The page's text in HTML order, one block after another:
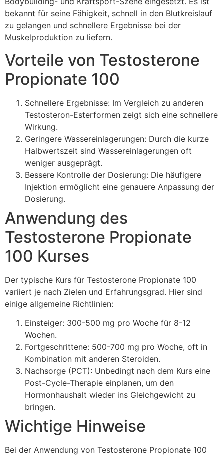
bekannt für seine Fähigkeit, schnell in den Blutkreislauf
zu gelangen und schnellere Ergebnisse bei der
Muskelproduktion zu liefern.
Vorteile von Testosterone
Propionate 100
Schnellere Ergebnisse: Im Vergleich zu anderen
Testosteron-Esterformen zeigt sich eine schnellere
Wirkung.
Geringere Wassereinlagerungen: Durch die kurze
Halbwertszeit sind Wassereinlagerungen oft
weniger ausgeprägt.
Bessere Kontrolle der Dosierung: Die häufigere
Injektion ermöglicht eine genauere Anpassung der
Dosierung.
Anwendung des
Testosterone Propionate
100 Kurses
Der typische Kurs für Testosterone Propionate 100
variiert je nach Zielen und Erfahrungsgrad. Hier sind
einige allgemeine Richtlinien:
Einsteiger: 300-500 mg pro Woche für 8-12
Wochen.
Fortgeschrittene: 500-700 mg pro Woche, oft in
Kombination mit anderen Steroiden.
Nachsorge (PCT): Unbedingt nach dem Kurs eine
Post-Cycle-Therapie einplanen, um den
Hormonhaushalt wieder ins Gleichgewicht zu
bringen.
Wichtige Hinweise
Bei der Anwendung von Testosterone Propionate 100